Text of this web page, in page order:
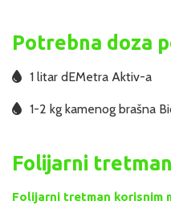
Potrebna doza
1 litar dEMetra Aktiv-a
1-2 kg kamenog brašna
Folijarni tretman
Folijarni tretman korisnim